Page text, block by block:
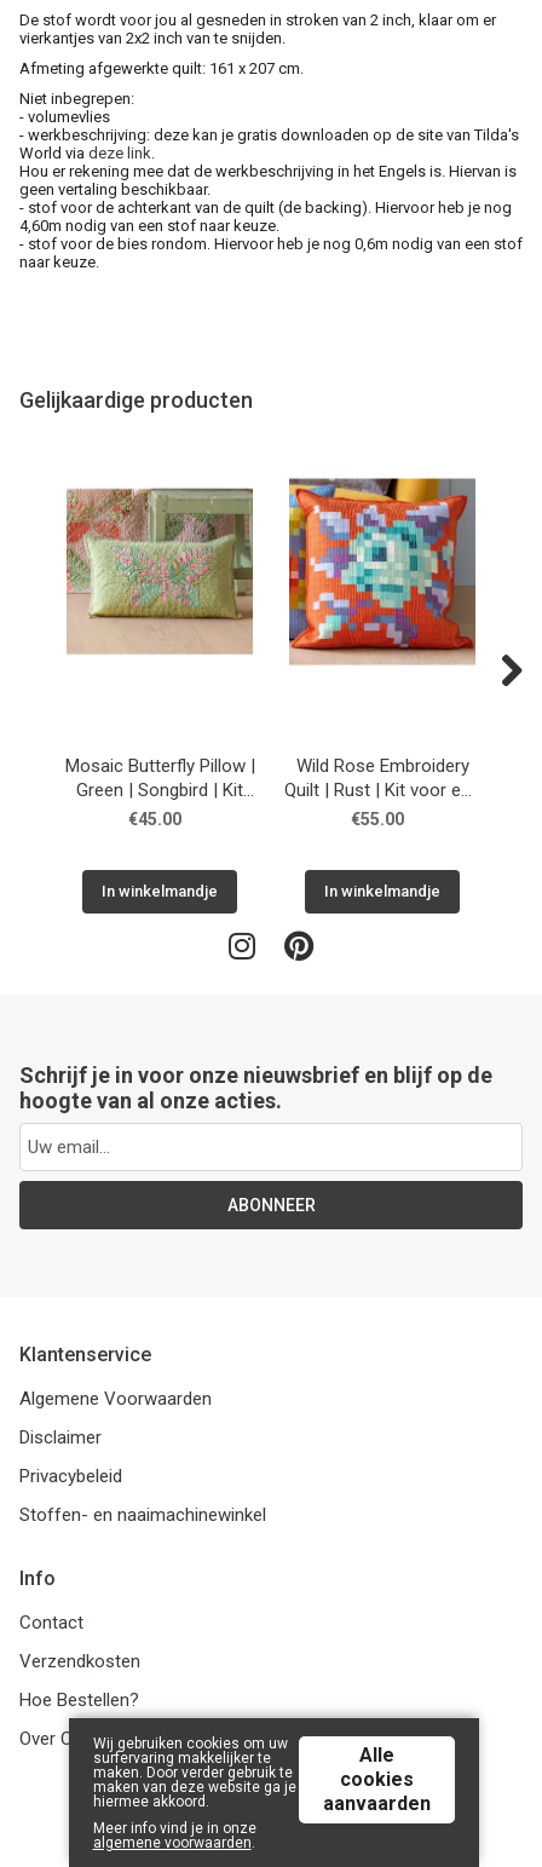
De stof wordt voor jou al gesneden in stroken van 2 inch, klaar om er
vierkantjes van 2x2 inch van te snijden.
Afmeting afgewerkte quilt: 161 x 207 cm.
Niet inbegrepen:
- volumevlies
- werkbeschrijving: deze kan je gratis downloaden op de site van Tilda's
World via deze link
Hou er rekening mee dat de werkbeschrijving in het Engels is. Hiervan is
geen vertaling beschikbaar.
- stof voor de achterkant van de quilt (de backing). Hiervoor heb je nog
4,60m nodig van een stof naar keuze.
- stof voor de bies rondom. Hiervoor heb je nog 0,6m nodig van een stof
naar keuze.
Gelijkaardige producten
Mosaic Butterfly Pillow |
Green | Songbird | Kit
voor een patchwork
€45.00
In winkelmandje
Wild Rose Embroidery
Quilt | Rust | Kit voor een
patchwork kussen
€55.00
In winkelmandje
Schrijf je in voor onze nieuwsbrief en blijf op de
hoogte van al onze acties.
ABONNEER
Klantenservice
Algemene Voorwaarden
Disclaimer
Privacybeleid
Stoffen- en naaimachinewinkel
Info
Contact
Verzendkosten
Hoe Bestellen?
Over Ons
© 2026 LanaLotta | Powered byTilroy.
Wij gebruiken cookies om uw
surfervaring makkelijker te
maken. Door verder gebruik te
maken van deze website ga je
hiermee akkoord.
Meer info vind je in onze
algemene voorwaarden.
Alle
cookies
aanvaarden